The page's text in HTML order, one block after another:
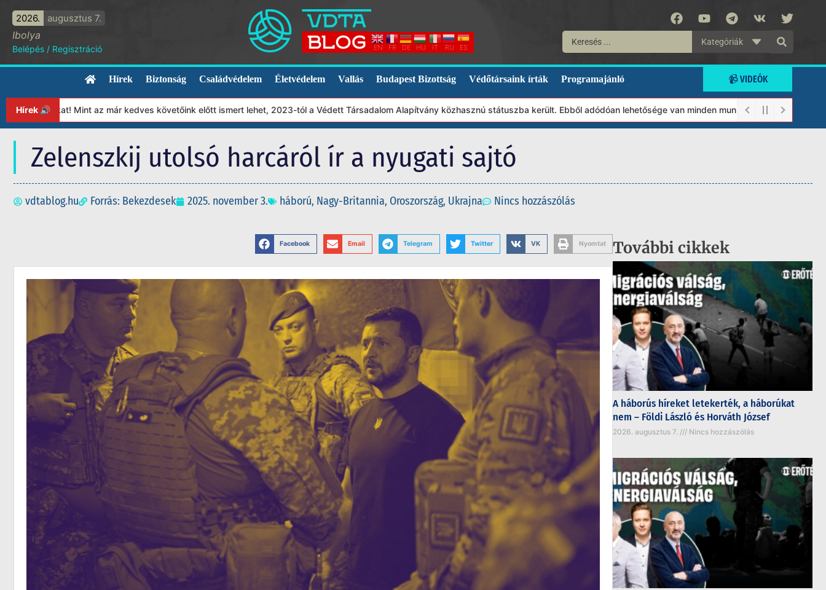
2026. augusztus 7.
Ibolya
Belépés / Regisztráció EN FR DE HU IT RU ES
Kategóriák
Hírek Biztonság Családvédelem Életvédelem Vallás Budapest Bizottság Védőtársaink írták Programajánló 📹 VIDEÓK
Hírek 🔊Mint az már kedves követőink előtt ismert lehet, 2023-tól a Védett Társadalom Alapítvány közhasznú státuszba került. Ebből adódóan lehetősége van minden munkánkat segíteni kívánó
Zelenszkij utolsó harcáról ír a nyugati sajtó
vdtablog.hu Forrás: Bekezdesek 2025. november 3. háború, Nagy-Britannia, Oroszország, Ukrajna Nincs hozzászólás
Facebook Email Telegram Twitter VK Nyomtat További cikkek
A háborús híreket letekerték, a háborúkat
nem – Földi László és Horváth József
2026. augusztus 7. Nincs hozzászólás